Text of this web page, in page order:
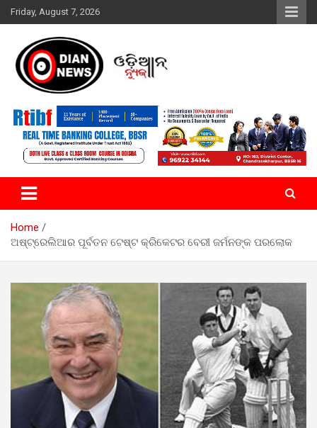
Skip
to
Friday, August 7, 2026
ଓଡିଆନ୍ ନ୍ୟୁଜ
Home
ଅଷ୍ଟ୍ରେଲିଆର ପୂର୍ବତନ ଟେଷ୍ଟ କ୍ରିକେଟର ବେରୀ ଜର୍ମନଙ୍କ ପରଲୋକ